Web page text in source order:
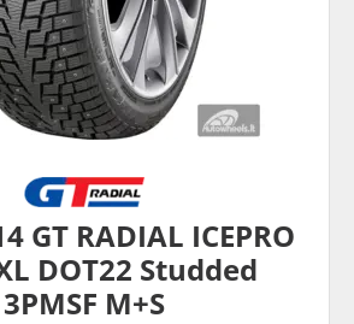
GT RADIAL ICEPRO
DOT22 Studded
3PMSF M+S